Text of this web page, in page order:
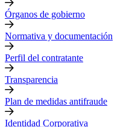
Órganos de gobierno
Normativa y documentación
Perfil del contratante
Transparencia
Plan de medidas antifraude
Identidad Corporativa